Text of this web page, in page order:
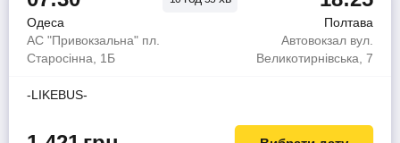
Одеса
Полтава
АС "Привокзальна" пл.
Старосінна, 1Б
Автовокзал вул.
Великотирнівська, 7
-LIKEBUS-